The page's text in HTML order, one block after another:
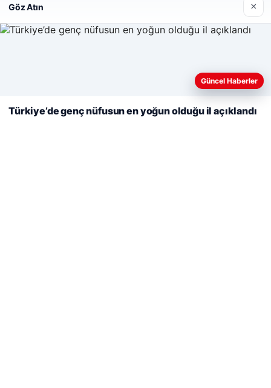
2 Yaşındaki Bebeğin Hayatını Kurtaran Havalimanı
deneyiminizi kişiselleştirmek ve geliştirmek amacıyla çerezler
Reddet Kabul Et
Göz Atın ×
Güncel Haberler
Türkiye’de genç nüfusun en yoğun olduğu il açıklandı